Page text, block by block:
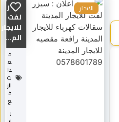
سيزر
لفت
للايجار
الم...
ت
للايجار